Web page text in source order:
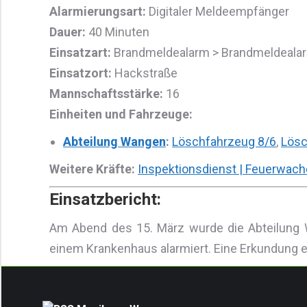
Alarmierungsart: Digitaler Meldeempfänger
Dauer: 40 Minuten
Einsatzart: Brandmeldealarm >
Einsatzort: Hackstraße
Mannschaftsstärke: 16
Einheiten und Fahrzeuge:
Abteilung Wangen: Löschfahrzeug 8/6,
Weitere Kräfte: Inspektionsdienst |
Einsatzbericht:
Am Abend des 15. März wurde die
einem Krankenhaus alarmiert. Eine